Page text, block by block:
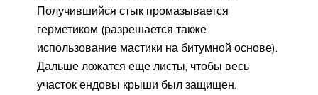
Получившийся стык промазывается
герметиком (разрешается также
использование мастики на битумной основе).
Дальше ложатся еще листы, чтобы весь
участок ендовы крыши был защищен.